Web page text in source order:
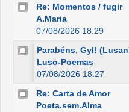
Re: Momentos / fugir
A.Maria
07/08/2026 18:29
Parabéns, Gyl!
Luso-Poemas
07/08/2026 18:27
Re: Carta de Amor
Poeta.sem.Alma